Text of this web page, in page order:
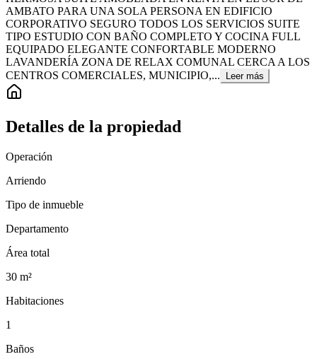
AMBATO PARA UNA SOLA PERSONA EN EDIFICIO
CORPORATIVO SEGURO TODOS LOS SERVICIOS SUITE
TIPO ESTUDIO CON BAÑO COMPLETO Y COCINA FULL
EQUIPADO ELEGANTE CONFORTABLE MODERNO
LAVANDERÍA ZONA DE RELAX COMUNAL CERCA A LOS
CENTROS COMERCIALES, MUNICIPIO,...
Leer más
Detalles de la propiedad
Operación
Arriendo
Tipo de inmueble
Departamento
Área total
30 m²
Habitaciones
1
Baños